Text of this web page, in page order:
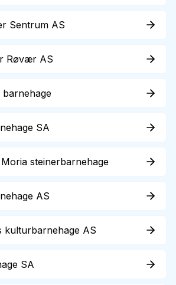
Sentrum AS
Røvær AS
barnehage
SA
steinerbarnehage
AS
kulturbarnehage AS
SA